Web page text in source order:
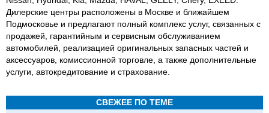
Дилерские центры расположены в Москве и ближайшем
Подмосковье и предлагают полный комплекс услуг, связанных с
продажей, гарантийным и сервисным обслуживанием
автомобилей, реализацией оригинальных запасных частей и
аксессуаров, комиссионной торговле, а также дополнительные
услуги, автокредитование и страхование.
СВЕЖЕЕ ПО ТЕМЕ